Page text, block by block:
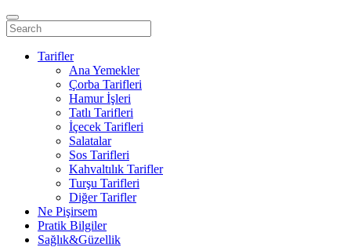
Tarifler
Ana Yemekler
Çorba Tarifleri
Hamur İşleri
Tatlı Tarifleri
İçecek Tarifleri
Salatalar
Sos Tarifleri
Kahvaltılık Tarifler
Turşu Tarifleri
Diğer Tarifler
Ne Pişirsem
Pratik Bilgiler
Sağlık&Güzellik